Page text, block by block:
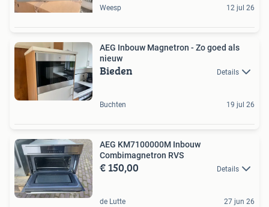
Weesp 12 jul 26
AEG Inbouw Magnetron - Zo goed als
nieuw
Bieden Details
Buchten 19 jul 26
AEG KM7100000M Inbouw
Combimagnetron RVS
€ 150,00 Details
de Lutte 27 jun 26